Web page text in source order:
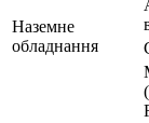
Наземне
обладнання